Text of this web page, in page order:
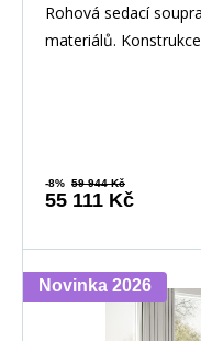
Rohová sedací
materiálů.
-8% 59 944 Kč
55 111 Kč
Novinka 2026